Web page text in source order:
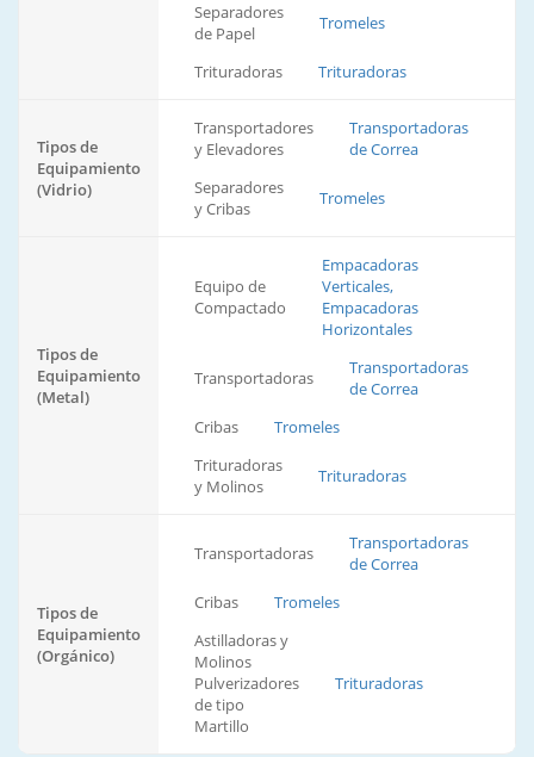
Separadores
de Papel
Tromeles
Trituradoras Trituradoras
Tipos de
Equipamiento
(Vidrio)
Transportadores
y Elevadores
Transportadoras
de Correa
Separadores
y Cribas
Tromeles
Tipos de
Equipamiento
(Metal)
Equipo de
Compactado
Empacadoras
Verticales,
Empacadoras
Horizontales
Transportadoras
Transportadoras
de Correa
Cribas
Tromeles
Trituradoras
y Molinos
Trituradoras
Tipos de
Equipamiento
(Orgánico)
Transportadoras
Transportadoras
de Correa
Cribas
Tromeles
Astilladoras y
Molinos
Pulverizadores
de tipo
Martillo
Trituradoras